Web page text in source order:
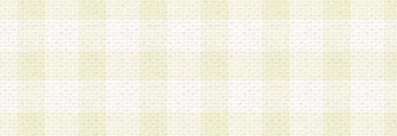
3.会員は、会員登録の際に申告する登録情報の全
いかなる虚偽の申告をも行ってはならないものと
4.会員は、複数のログインＩＤおよびパスワード
いものとします。